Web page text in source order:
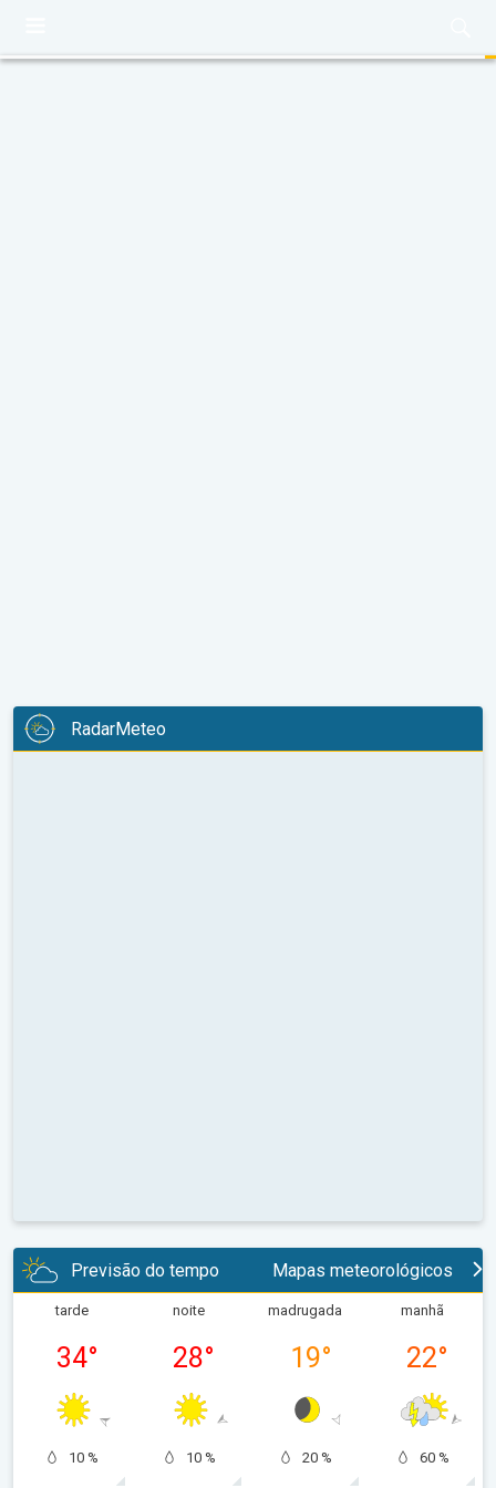
RadarMeteo
Previsão do tempo Mapas meteorológicos
tarde
34°
10 %
noite
28°
10 %
madrugada
19°
20 %
manhã
22°
60 %